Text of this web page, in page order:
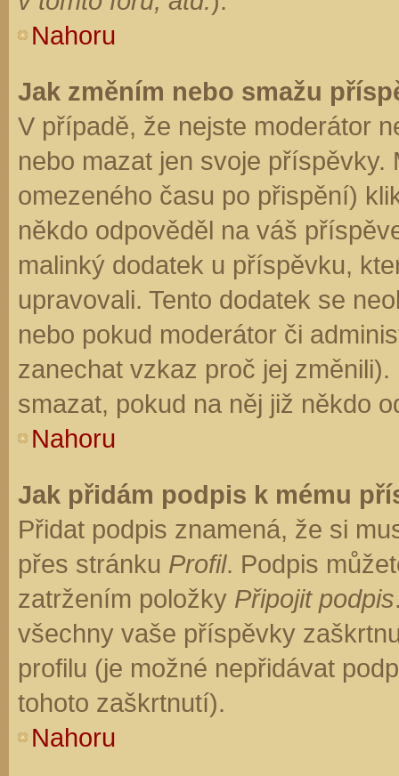
Nahoru
Jak změním nebo smažu
V případě, že nejste moderátor
nebo mazat jen svoje
omezeného času po přispění)
někdo odpověděl na váš
malinký dodatek u příspěvku,
upravovali. Tento dodatek se
nebo pokud moderátor či
zanechat vzkaz proč jej
smazat, pokud na něj již někdo
Nahoru
Jak přidám podpis k mému
Přidat podpis znamená, že si
přes stránku Profil. Podpis
zatržením položky Připojit podpis
všechny vaše příspěvky
profilu (je možné nepřidávat
tohoto zaškrtnutí).
Nahoru